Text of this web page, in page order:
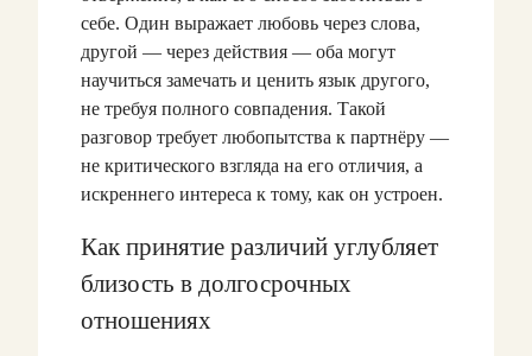
себе. Один выражает любовь через слова,
другой — через действия — оба могут
научиться замечать и ценить язык другого,
не требуя полного совпадения. Такой
разговор требует любопытства к партнёру —
не критического взгляда на его отличия, а
искреннего интереса к тому, как он устроен.
Как принятие различий углубляет
близость в долгосрочных
отношениях